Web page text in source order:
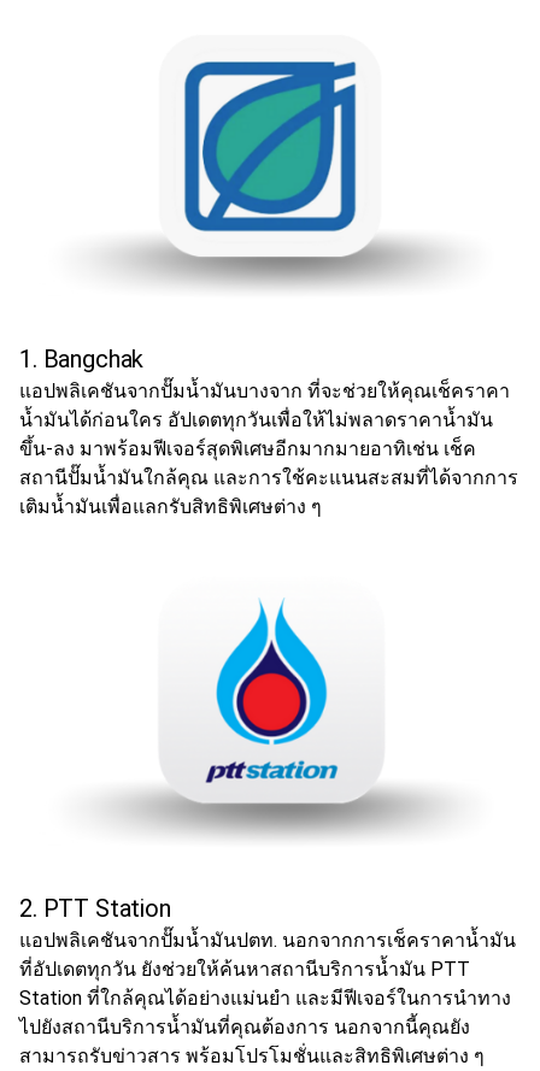
1. Bangchak
แอปพลิเคชันจากปั๊มน้ำมันบางจาก ที่จะช่วยให้คุณเช็คราคา
น้ำมันได้ก่อนใคร อัปเดตทุกวันเพื่อให้ไม่พลาดราคาน้ำมัน
ขึ้น-ลง มาพร้อมฟีเจอร์สุดพิเศษอีกมากมายอาทิเช่น เช็ค
สถานีปั๊มน้ำมันใกล้คุณ และการใช้คะแนนสะสมที่ได้จากการ
เติมน้ำมันเพื่อแลกรับสิทธิพิเศษต่าง ๆ
2. PTT Station
แอปพลิเคชันจากปั๊มน้ำมันปตท. นอกจากการเช็คราคาน้ำมัน
ที่อัปเดตทุกวัน ยังช่วยให้ค้นหาสถานีบริการน้ำมัน PTT
Station ที่ใกล้คุณได้อย่างแม่นยำ และมีฟีเจอร์ในการนำทาง
ไปยังสถานีบริการน้ำมันที่คุณต้องการ นอกจากนี้คุณยัง
สามารถรับข่าวสาร พร้อมโปรโมชั่นและสิทธิพิเศษต่าง ๆ